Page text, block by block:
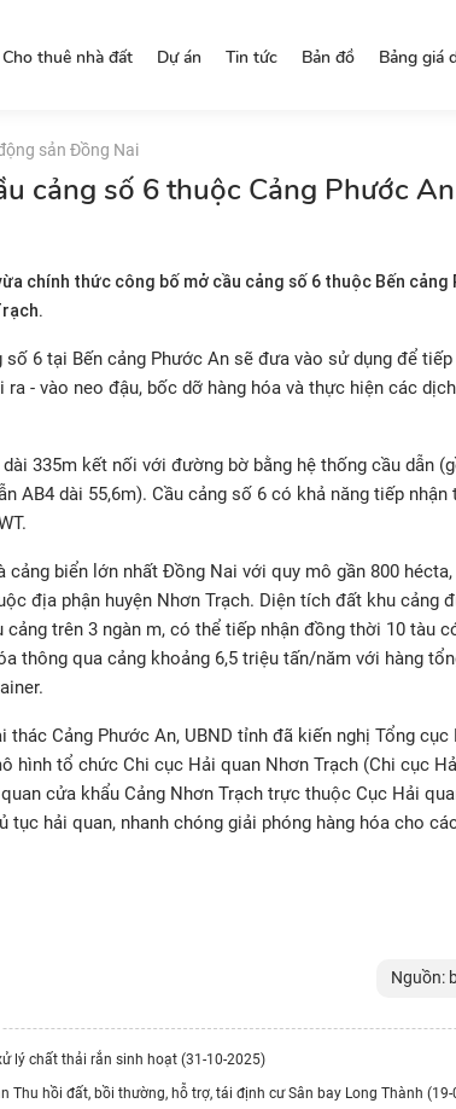
Cho thuê nhà đất Dự án Tin tức Bản đồ Bảng giá
sản Đồng Nai
cảng số 6 thuộc Cảng Phước An
chính thức công bố mở cầu cảng số 6 thuộc Bến cảng
số 6 tại Bến cảng Phước An sẽ đưa vào sử dụng để
- vào neo đậu, bốc dỡ hàng hóa và thực hiện các
335m kết nối với đường bờ bằng hệ thống cầu dẫn
AB4 dài 55,6m). Cầu cảng số 6 có khả năng tiếp
cảng biển lớn nhất Đồng Nai với quy mô gần 800
địa phận huyện Nhơn Trạch. Diện tích đất khu cảng
cảng trên 3 ngàn m, có thể tiếp nhận đồng thời 10 tàu
thông qua cảng khoảng 6,5 triệu tấn/năm với hàng
thác Cảng Phước An, UBND tỉnh đã kiến nghị Tổng cục
hình tổ chức Chi cục Hải quan Nhơn Trạch (Chi cục
cửa khẩu Cảng Nhơn Trạch trực thuộc Cục Hải
tục hải quan, nhanh chóng giải phóng hàng hóa cho
Nguồn:
lý chất thải rắn sinh hoạt (31-10-2025)
Thu hồi đất, bồi thường, hỗ trợ, tái định cư Sân bay Long Thành